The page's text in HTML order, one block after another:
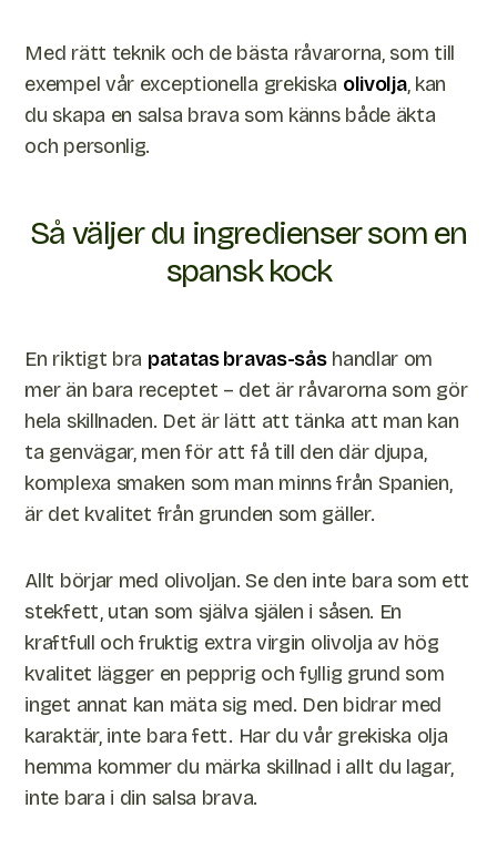
Med rätt teknik och de bästa råvarorna, som till
exempel vår exceptionella grekiska olivolja, kan
du skapa en salsa brava som känns både äkta
och personlig.
Så väljer du ingredienser som en
spansk kock
En riktigt bra patatas bravas-såshandlar om
mer än bara receptet – det är råvarorna som gör
hela skillnaden. Det är lätt att tänka att man kan
ta genvägar, men för att få till den där djupa,
komplexa smaken som man minns från Spanien,
är det kvalitet från grunden som gäller.
Allt börjar med olivoljan. Se den inte bara som ett
stekfett, utan som själva själen i såsen. En
kraftfull och fruktig extra virgin olivolja av hög
kvalitet lägger en pepprig och fyllig grund som
inget annat kan mäta sig med. Den bidrar med
karaktär, inte bara fett. Har du vår grekiska olja
hemma kommer du märka skillnad i allt du lagar,
inte bara i din salsa brava.